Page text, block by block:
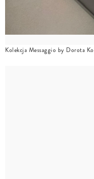
Kolekcja Messaggio by Dorota